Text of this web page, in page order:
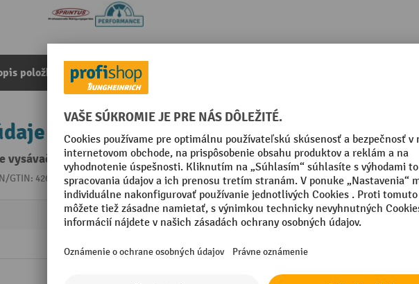
položky Poznámky k výrobku
na mokré a suché vysávanie SPRiNTUS WATERKING, dĺžka 240 mm
GTIN: 4260206871118Z kategórie:Príslušenstvo k priemyselným vysávacom
Performance Značka
Záruka dodávateľa